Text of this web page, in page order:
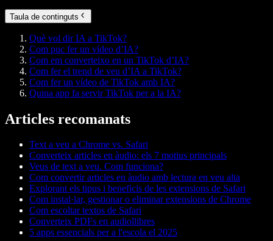
Taula de continguts
Què vol dir IA a TikTok?
Com puc fer un vídeo d’IA?
Com em converteixo en un TikTok d’IA?
Com fer el trend de veu d’IA a TikTok?
Com fer un vídeo de TikTok amb IA?
Quina app fa servir TikTok per a la IA?
Articles recomanats
Text a veu a Chrome vs. Safari
Converteix articles en àudio: els 7 motius principals
Veus de text a veu. Com funciona?
Com convertir articles en àudio amb lectura en veu alta
Explorant els tipus i beneficis de les extensions de Safari
Com instal·lar, gestionar o eliminar extensions de Chrome
Com escoltar textos de Safari
Converteix PDFs en audiollibres
5 apps essencials per a l'escola el 2025